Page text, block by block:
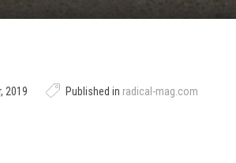
2019 Published in radical-mag.com